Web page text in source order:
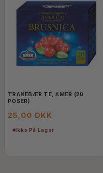
TRANEBÆR TE, AMER (20
POSER)
25,00 DKK
Ikke På Lager